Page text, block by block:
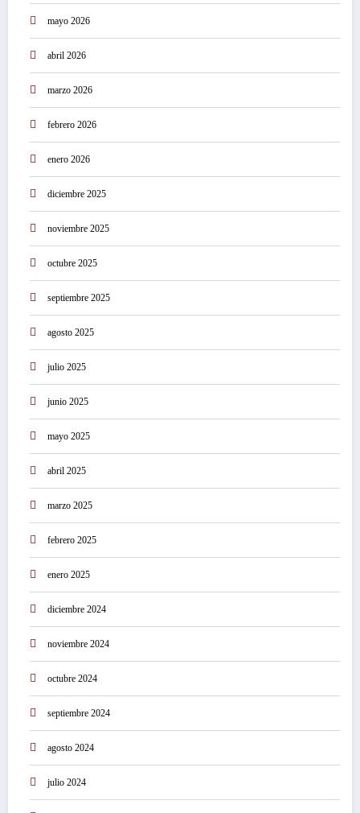
mayo 2026
abril 2026
marzo 2026
febrero 2026
enero 2026
diciembre 2025
noviembre 2025
octubre 2025
septiembre 2025
agosto 2025
julio 2025
junio 2025
mayo 2025
abril 2025
marzo 2025
febrero 2025
enero 2025
diciembre 2024
noviembre 2024
octubre 2024
septiembre 2024
agosto 2024
julio 2024